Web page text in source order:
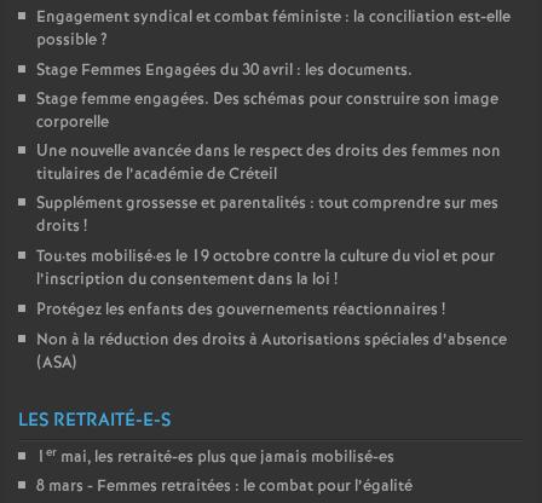
Engagement syndical et combat féministe : la conciliation est-elle
possible?
Stage Femmes Engagées du 30 avril : les documents.
Stage femme engagées. Des schémas pour construire son image
corporelle
Une nouvelle avancée dans le respect des droits des femmes non
titulaires de l’académie de Créteil
Supplément grossesse et parentalités : tout comprendre sur mes
droits !
Tou·tes mobilisé·es le 19 octobre contre la culture du viol et pour
l’inscription du consentement dans la loi !
Protégez les enfants des gouvernements réactionnaires !
Non à la réduction des droits à Autorisations spéciales d’absence
(ASA)
LES RETRAITÉ-E-S
1 er mai, les retraité-es plus que jamais mobilisé-es
8 mars - Femmes retraitées : le combat pour l’égalité